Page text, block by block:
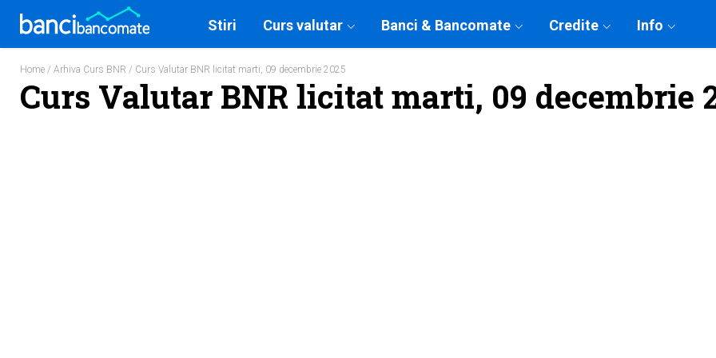
Stiri Curs valutar Banci & Bancomate Credite Info
Home / Arhiva Curs BNR / Curs Valutar BNR licitat marti, 09 decembrie 2025
Curs Valutar BNR licitat marti, 09 decembrie